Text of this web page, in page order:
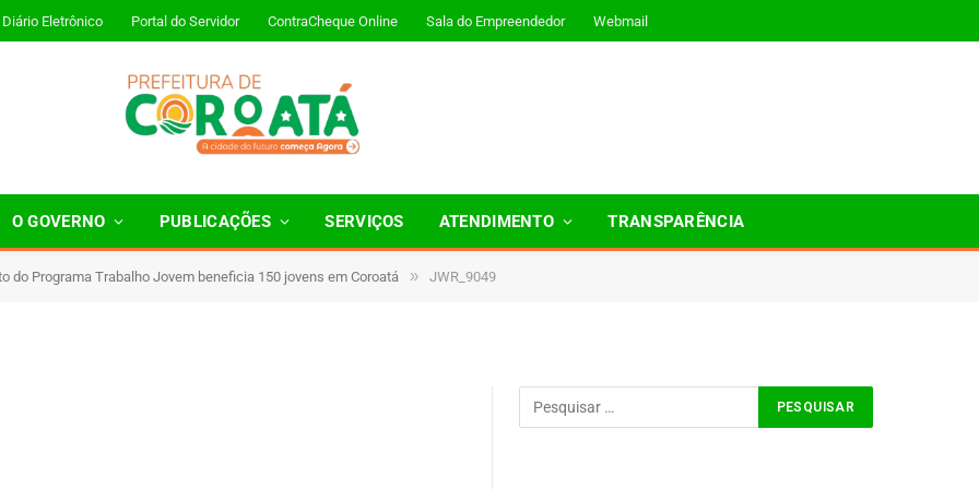
Diário Eletrônico Portal do Servidor ContraCheque Online Sala do Empreendedor Webmail
O GOVERNO PUBLICAÇÕES SERVIÇOS ATENDIMENTO TRANSPARÊNCIA
do Programa Trabalho Jovem beneficia 150 jovens em Coroatá » JWR_9049